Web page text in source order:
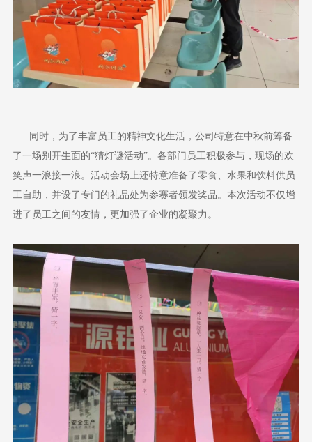
同时，为了丰富员工的精神文化生活，公司特意在中秋前筹备
了一场别开生面的“猜灯谜活动”。各部门员工积极参与，现场的欢
笑声一浪接一浪。活动会场上还特意准备了零食、水果和饮料供员
工自助，并设了专门的礼品处为参赛者领发奖品。本次活动不仅增
进了员工之间的友情，更加强了企业的凝聚力。